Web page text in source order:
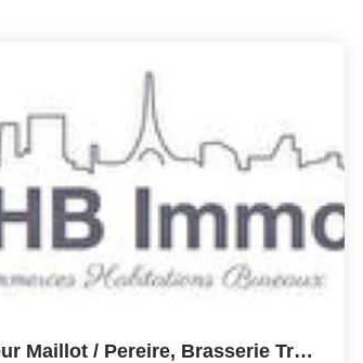
Secteur Maillot / Pereire, Brasserie Traditionnelle Avec...